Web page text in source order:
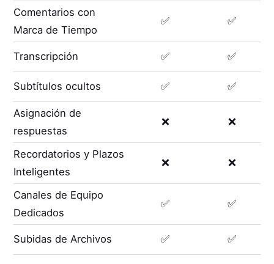
Comentarios con
Marca de Tiempo
✅ ✅
Transcripción ✅ ✅
Subtítulos ocultos ✅ ✅
Asignación de
respuestas
❌ ❌
Recordatorios y Plazos
Inteligentes
❌ ❌
Canales de Equipo
Dedicados
✅ ✅
Subidas de Archivos ✅ ✅